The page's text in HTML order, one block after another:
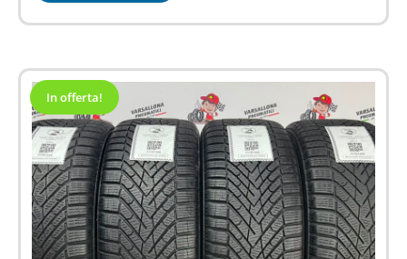
€290.00.€219.00.
In offerta!